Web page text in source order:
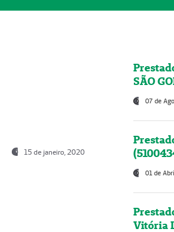
15 de janeiro, 2020
SÃO
07 de
01 de
Vitória